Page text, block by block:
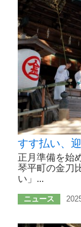
すす払い、
正月準備を始
琴平町の金刀
い」...
ニュース